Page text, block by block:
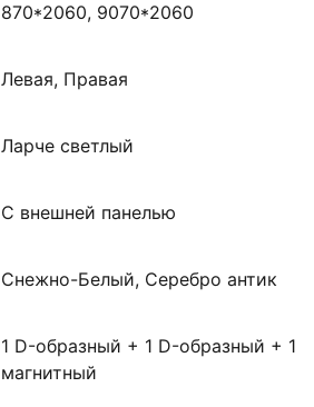
870*2060, 9070*2060
Левая, Правая
Ларче светлый
С внешней панелью
Снежно-Белый, Серебро антик
1 D-образный + 1 D-образный + 1
магнитный